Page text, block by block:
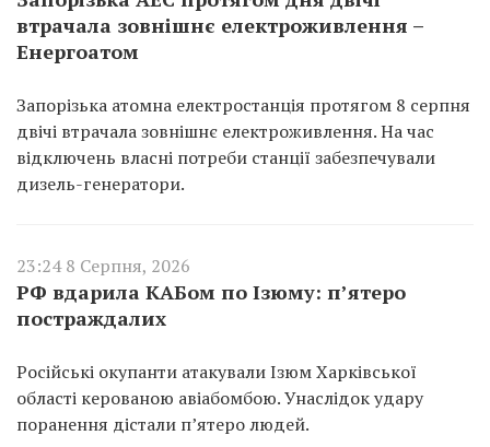
втрачала зовнішнє електроживлення –
Енергоатом
Запорізька атомна електростанція протягом 8 серпня
двічі втрачала зовнішнє електроживлення. На час
відключень власні потреби станції забезпечували
дизель-генератори.
23:24 8 Серпня, 2026
РФ вдарила КАБом по Ізюму: п’ятеро
постраждалих
Російські окупанти атакували Ізюм Харківської
області керованою авіабомбою. Унаслідок удару
поранення дістали п’ятеро людей.